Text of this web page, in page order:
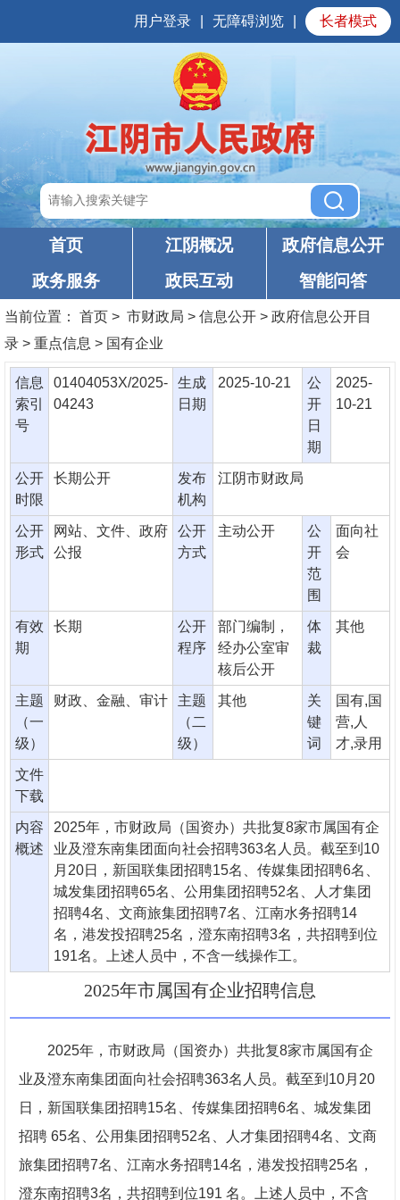
用户登录 无障碍浏览 长者模式
首页 江阴概况
政府信息公开
政务服务
政民互动 智能问答
当前位置： 首页 > 市财政局 > 信息公开 > 政府信息公开目
录 > 重点信息 > 国有企业
信息
索引
号
01404053X/2025-
04243
生成
日期
2025-10-21
公
开
日
期
2025-
10-21
公开
时限
长期公开
发布
机构
江阴市财政局
公开
形式
网站、文件、政府
公报
公开
方式
主动公开
公
开
范
围
面向社
会
有效
期
长期
公开
程序
部门编制，
经办公室审
核后公开
体
裁
其他
主题
（一
级）
财政、金融、审计
主题
（二
级）
其他
关
键
词
国有,国
营,人
才,录用
文件
下载
内容
概述
2025年，市财政局（国资办）共批复8家市属国有企
业及澄东南集团面向社会招聘363名人员。截至到10
月20日，新国联集团招聘15名、传媒集团招聘6名、
城发集团招聘65名、公用集团招聘52名、人才集团
招聘4名、文商旅集团招聘7名、江南水务招聘14
名，港发投招聘25名，澄东南招聘3名，共招聘到位
191名。上述人员中，不含一线操作工。
2025年市属国有企业招聘信息
2025年，市财政局（国资办）共批复8家市属国有企
业及澄东南集团面向社会招聘363名人员。截至到10月20
日，新国联集团招聘15名、传媒集团招聘6名、城发集团
招聘 65名、公用集团招聘52名、人才集团招聘4名、文商
旅集团招聘7名、江南水务招聘14名，港发投招聘25名，
澄东南招聘3名，共招聘到位191 名。上述人员中，不含